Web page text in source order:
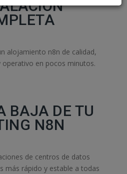
alojamiento n8n de calidad,
operativo en pocos minutos.
BAJA DE TU
N8N
de centros de datos
más rápido y estable a todas